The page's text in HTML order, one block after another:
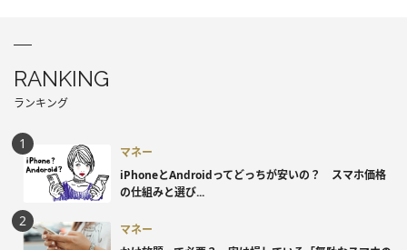
RANKING
ランキング
マネー
iPhoneとAndroidってどっちが安いの？ スマホ価格
の仕組みと選び...
マネー